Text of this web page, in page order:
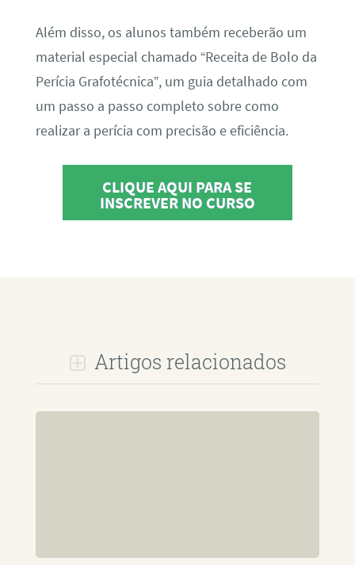
Além disso, os alunos também receberão um
material especial chamado “Receita de Bolo da
Perícia Grafotécnica”, um guia detalhado com
um passo a passo completo sobre como
realizar a perícia com precisão e eficiência.
CLIQUE AQUI PARA SE
INSCREVER NO CURSO
Artigos relacionados